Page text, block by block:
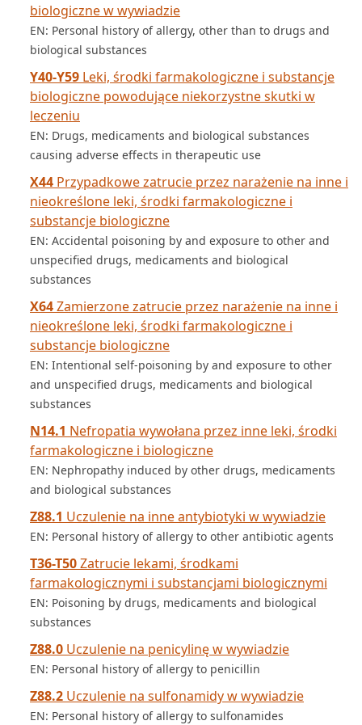
biologiczne w wywiadzie
EN: Personal history of allergy, other than to drugs and
biological substances
Y40-Y59 Leki, środki farmakologiczne i substancje
biologiczne powodujące niekorzystne skutki w
leczeniu
EN: Drugs, medicaments and biological substances
causing adverse effects in therapeutic use
X44 Przypadkowe zatrucie przez narażenie na inne i
nieokreślone leki, środki farmakologiczne i
substancje biologiczne
EN: Accidental poisoning by and exposure to other and
unspecified drugs, medicaments and biological
substances
X64Zamierzone zatrucie przez narażenie na inne i
nieokreślone leki, środki farmakologiczne i
substancje biologiczne
EN: Intentional self-poisoning by and exposure to other
and unspecified drugs, medicaments and biological
substances
N14.1 Nefropatia wywołana przez inne leki, środki
farmakologiczne i biologiczne
EN: Nephropathy induced by other drugs, medicaments
and biological substances
Z88.1 Uczulenie na inne antybiotyki w wywiadzie
EN: Personal history of allergy to other antibiotic agents
T36-T50Zatrucie lekami, środkami
farmakologicznymi i substancjami biologicznymi
EN: Poisoning by drugs, medicaments and biological
substances
Z88.0 Uczulenie na penicylinę w wywiadzie
EN: Personal history of allergy to penicillin
Z88.2 Uczulenie na sulfonamidy w wywiadzie
EN: Personal history of allergy to sulfonamides